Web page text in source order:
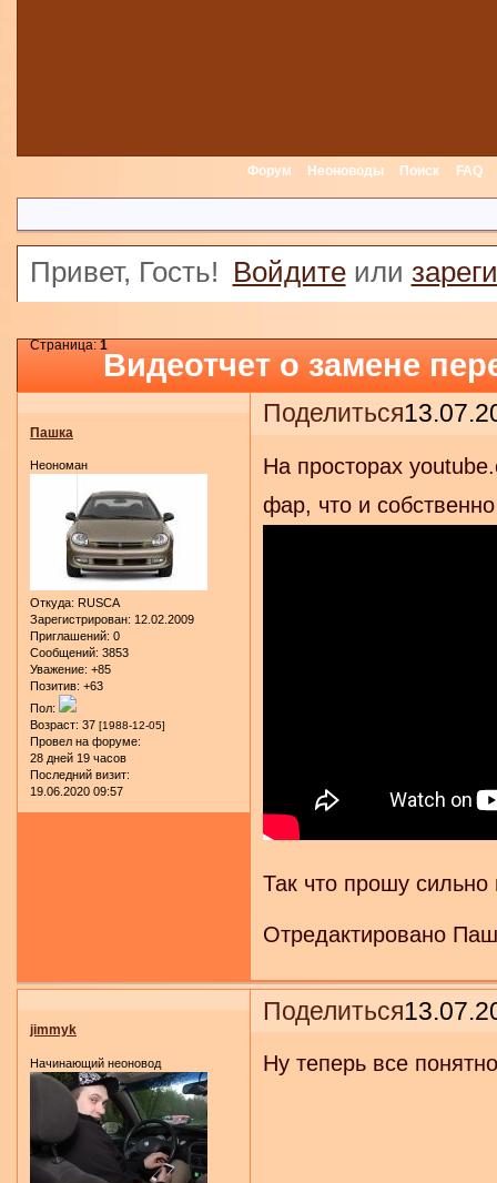
Форум Неоноводы Поиск FAQ
Привет, Гость! Войдитеили
Видеотчет о замене
Страница:1
Поделиться
Пашка
Неономан
Откуда: RUSCA
Зарегистрирован: 12.02.2009
Приглашений: 0
Сообщений: 3853
Уважение: +85
Позитив: +63
Пол:
Возраст: 37 [1988-12-05]
Провел на форуме:
28 дней 19 часов
Последний визит:
19.06.2020 09:57
На просторах
фар, что и
Так что прошу
Отредактировано
Поделиться
jimmyk
Начинающий неоновод Ну теперь все